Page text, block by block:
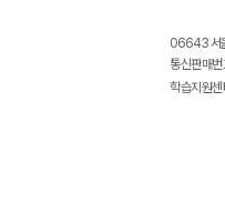
06643 서
통신판매
학습지원